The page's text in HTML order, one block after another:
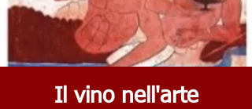
Il vino nell'arte